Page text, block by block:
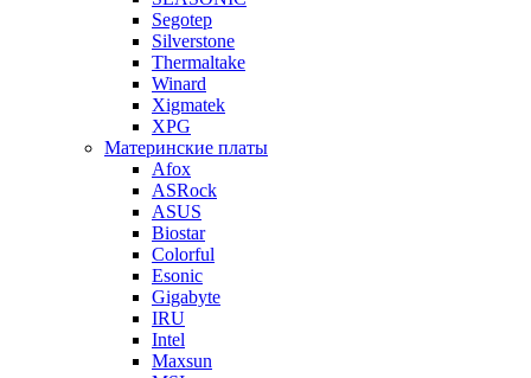
Segotep
Silverstone
Thermaltake
Winard
Xigmatek
XPG
Материнские платы
Afox
ASRock
ASUS
Biostar
Colorful
Esonic
Gigabyte
IRU
Intel
Maxsun